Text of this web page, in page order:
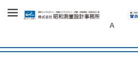
～あしたへ、未来へ～
A